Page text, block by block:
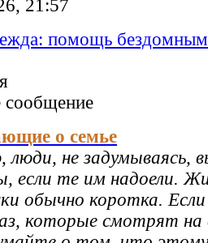
21:57
помощь
сообщение
о семье
люди, не задумываясь,
если те им надоели.
обычно коротка.
которые смотрят на